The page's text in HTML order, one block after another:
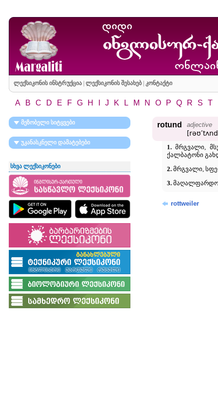
ლექსიკონის ინსტრუქცია| ლექსიკონის შესახებ| კონტაქტი
A B C D E F G H J K L M N O P Q R S T
მეზობელი სიტყვები
უკანასკნელი დამატებები
სხვა ლექსიკონები
rotund adjective
1.მრგვალი,
ქალბატონი
2.მრგვალი,
3.
rottweiler